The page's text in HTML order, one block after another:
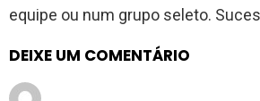
equipe ou num grupo seleto.
DEIXE UM COMENTÁRIO